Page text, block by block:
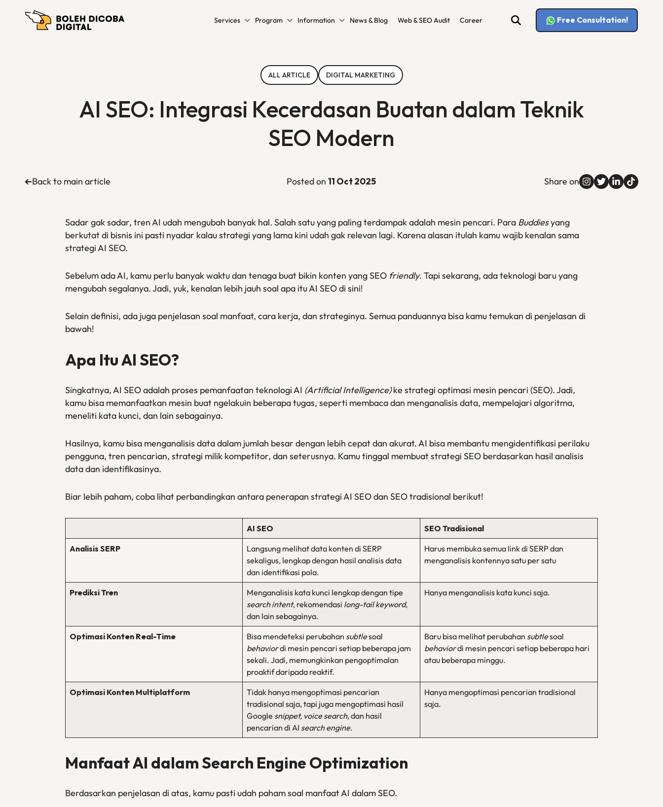
Services Program Information News & Blog Web & SEO Audit Career Free Consultation!
ALL ARTICLE DIGITAL MARKETING
AI SEO: Integrasi Kecerdasan Buatan dalam Teknik
SEO Modern
Back to main article Posted on11 Oct 2025 Share on
Sadar gak sadar, tren AI udah mengubah banyak hal. Salah satu yang paling terdampak adalah mesin pencari. Para Buddiesyang
berkutat di bisnis ini pasti nyadar kalau strategi yang lama kini udah gak relevan lagi. Karena alasan itulah kamu wajib kenalan sama
strategi AI SEO.
Sebelum ada AI, kamu perlu banyak waktu dan tenaga buat bikin konten yang SEO friendly. Tapi sekarang, ada teknologi baru yang
mengubah segalanya. Jadi, yuk, kenalan lebih jauh soal apa itu AI SEO di sini!
Selain definisi, ada juga penjelasan soal manfaat, cara kerja, dan strateginya. Semua panduannya bisa kamu temukan di penjelasan di
bawah!
Apa Itu AI SEO?
Singkatnya, AI SEO adalah proses pemanfaatan teknologi AI (Artificial Intelligence)ke strategi optimasi mesin pencari (SEO). Jadi,
kamu bisa memanfaatkan mesin buat ngelakuin beberapa tugas, seperti membaca dan menganalisis data, mempelajari algoritma,
meneliti kata kunci, dan lain sebagainya.
Hasilnya, kamu bisa menganalisis data dalam jumlah besar dengan lebih cepat dan akurat. AI bisa membantu mengidentifikasi perilaku
pengguna, tren pencarian, strategi milik kompetitor, dan seterusnya. Kamu tinggal membuat strategi SEO berdasarkan hasil analisis
data dan identifikasinya.
Biar lebih paham, coba lihat perbandingkan antara penerapan strategi AI SEO dan SEO tradisional berikut!
AI SEO SEO Tradisional
Analisis SERP
Langsung melihat data konten di SERP
sekaligus, lengkap dengan hasil analisis data
dan identifikasi pola.
Harus membuka semua link di SERP dan
menganalisis kontennya satu per satu
Prediksi Tren
Menganalisis kata kunci lengkap dengan tipe
search intent, rekomendasi long-tail keyword,
dan lain sebagainya.
Hanya menganalisis kata kunci saja.
Optimasi Konten Real-Time Bisa mendeteksi perubahan subtlesoal
behaviordi mesin pencari setiap beberapa jam
sekali. Jadi, memungkinkan pengoptimalan
proaktif daripada reaktif.
Baru bisa melihat perubahan subtlesoal
behaviordi mesin pencari setiap beberapa hari
atau beberapa minggu.
Optimasi Konten Multiplatform
Tidak hanya mengoptimasi pencarian
tradisional saja, tapi juga mengoptimasi hasil
Google snippet, voice search, dan hasil
pencarian di AI search engine.
Hanya mengoptimasi pencarian tradisional
saja.
Manfaat AI dalam Search Engine Optimization
Berdasarkan penjelasan di atas, kamu pasti udah paham soal manfaat AI dalam SEO.